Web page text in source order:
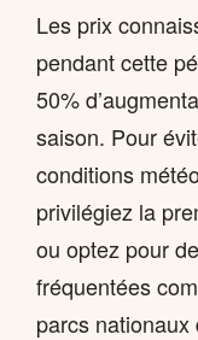
Les prix
pendant cette
50%
saison. Pour
conditions
privilégiez la
ou optez pour
fréquentées
parcs nationaux